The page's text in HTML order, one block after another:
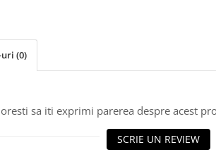
uri (0)
sa iti exprimi parerea despre acest
SCRIE UN REVIEW